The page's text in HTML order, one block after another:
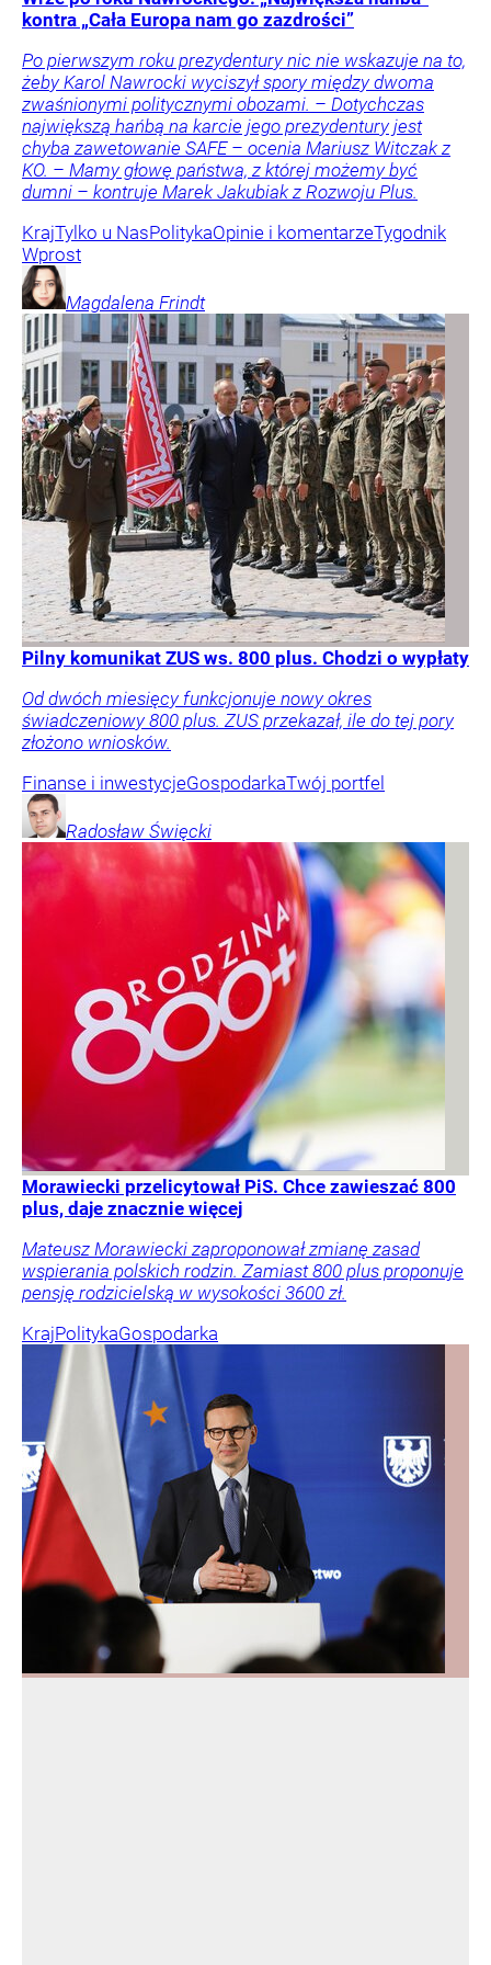
kontra „Cała Europa nam go zazdrości”
Po pierwszym roku prezydentury nic nie wskazuje na to,
żeby Karol Nawrocki wyciszył spory między dwoma
zwaśnionymi politycznymi obozami. – Dotychczas
największą hańbą na karcie jego prezydentury jest
chyba zawetowanie SAFE – ocenia Mariusz Witczak z
KO. – Mamy głowę państwa, z której możemy być
dumni – kontruje Marek Jakubiak z Rozwoju Plus.
KrajTylko u NasPolitykaOpinie i komentarzeTygodnik
Wprost
Magdalena Frindt
Pilny komunikat ZUS ws. 800 plus. Chodzi o wypłaty
Od dwóch miesięcy funkcjonuje nowy okres
świadczeniowy 800 plus. ZUS przekazał, ile do tej pory
złożono wniosków.
Finanse i inwestycjeGospodarkaTwój portfel
Radosław Święcki
Morawiecki przelicytował PiS. Chce zawieszać 800
plus, daje znacznie więcej
Mateusz Morawiecki zaproponował zmianę zasad
wspierania polskich rodzin. Zamiast 800 plus proponuje
pensję rodzicielską w wysokości 3600 zł.
KrajPolitykaGospodarka